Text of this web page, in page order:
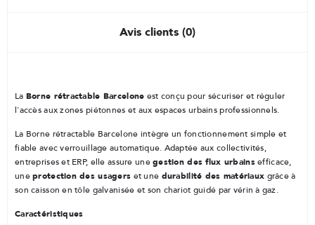
Avis clients (0)
La Borne rétractable Barcelone est conçu pour sécuriser et réguler
l'accès aux zones piétonnes et aux espaces urbains professionnels.
La Borne rétractable Barcelone intègre un fonctionnement simple et
fiable avec verrouillage automatique. Adaptée aux collectivités,
entreprises et ERP, elle assure unegestion des flux urbainsefficace,
uneprotection des usagers et une durabilité des matériaux grâce à
son caisson en tôle galvanisée et son chariot guidé par vérin à gaz.
Caractéristiques